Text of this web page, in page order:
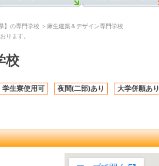
】の専門学校 ＞麻生建築＆デザイン専門学校
ります。
校
学生寮使用可 夜間(二部)あり 大学併願あり